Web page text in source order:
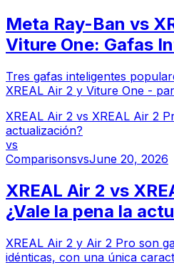
Meta Ray-Ban vs
Viture One: Gafas
Tres gafas inteligentes
XREAL Air 2 y Viture One -
diferentes. Aquí encontrarás
XREAL Air 2 vs XREAL Air 2
actualización?
vs
ComparisonsvsJune 20, 2026
XREAL Air 2 vs
¿Vale la pena la
XREAL Air 2 y Air 2 Pro son
idénticas, con una única